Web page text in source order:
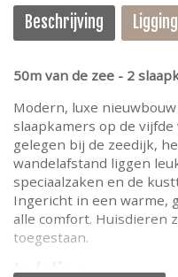
Beschrijving Ligging
50m van de zee - 2
Modern, luxe
slaapkamers op de
gelegen bij de zeedijk,
wandelafstand liggen
speciaalzaken en de
Ingericht in een warme,
alle comfort. Huisdieren
toegestaan.